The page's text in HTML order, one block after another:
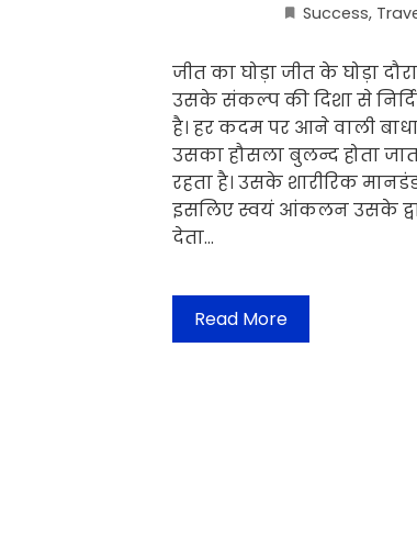
Success,
जीत का घोड़ा जीत के घोड़ा
उसके संकल्प की दिशा से
है। हर कदम पर आने वाली
उसका हौसला बुलन्द होता
रहता है। उसके शारीरिक
इसलिए स्वयं आंकलन उसके
देता…
Read More